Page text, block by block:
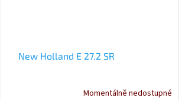
New Holland E 27.2 SR
Momentálně nedostupné